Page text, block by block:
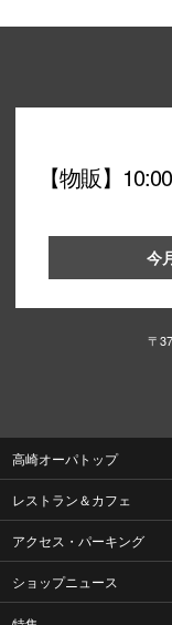
【物販】
今
〒
高崎オーパトップ
レストラン＆カフェ
アクセス・パーキング
ショップニュース